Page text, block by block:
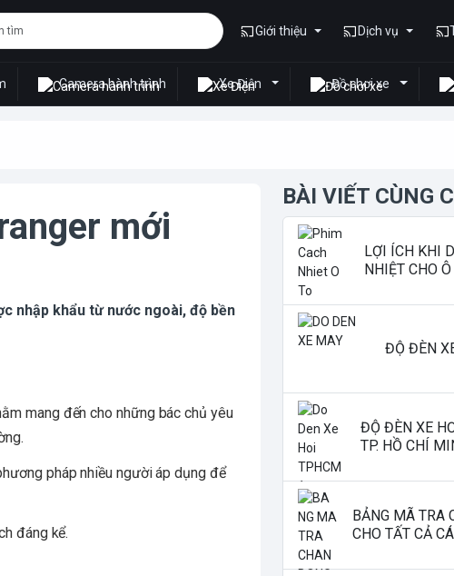
Giới thiệu Dịch vụ
Camera hành trình Xe Điện Đồ chơi xe
mới
nhập khẩu từ nước ngoài, độ bền
mang đến cho những bác chủ yêu
pháp nhiều người áp dụng để
đáng kể.
BÀI VIẾT CÙNG
LỢI ÍCH KHI
NHIỆT CHO
ĐỘ ĐÈN
ĐỘ ĐÈN XE
TP. HỒ CHÍ
BẢNG MÃ TRA
CHO TẤT CẢ